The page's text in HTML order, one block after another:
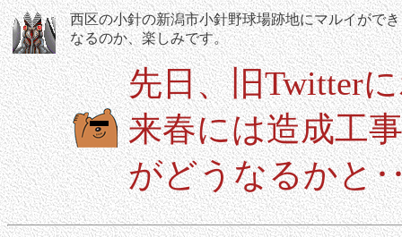
西区の小針の新潟市小針野球場跡地にマルイがで
なるのか、楽しみです。
先日、旧Twitter
来春には造成工
がどうなるかと